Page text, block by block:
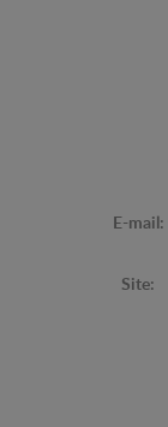
E-mail:
Site: